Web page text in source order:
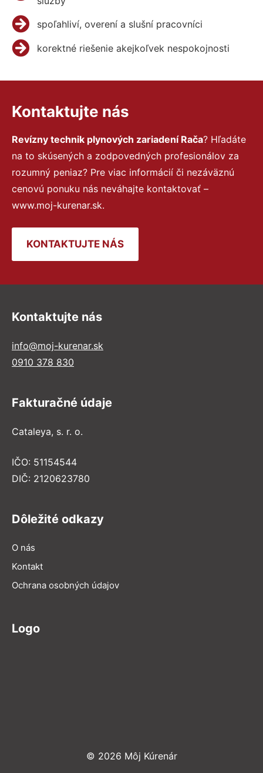
spoľahliví, overení a slušní pracovníci
korektné riešenie akejkoľvek nespokojnosti
Kontaktujte nás
Revízny technik plynových zariadení Rača? Hľadáte
na to skúsených a zodpovedných profesionálov za
rozumný peniaz? Pre viac informácií či nezáväznú
cenovú ponuku nás neváhajte kontaktovať –
www.moj-kurenar.sk.
KONTAKTUJTE NÁS
Kontaktujte nás
info@moj-kurenar.sk
0910 378 830
Fakturačné údaje
Cataleya, s. r. o.
IČO: 51154544
DIČ: 2120623780
Dôležité odkazy
O nás
Kontakt
Ochrana osobných údajov
Logo
© 2026 Môj Kúrenár